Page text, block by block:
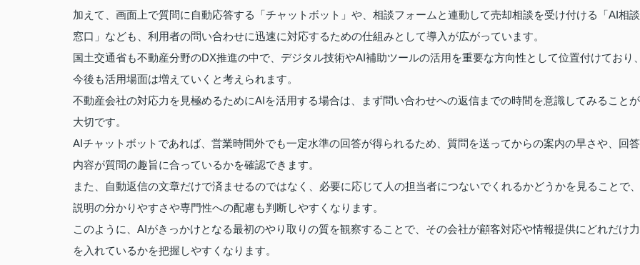
加えて、画面上で質問に自動応答する「チャットボット」や、相談フォームと連動して売却相談を受け付ける「AI相談
窓口」なども、利用者の問い合わせに迅速に対応するための仕組みとして導入が広がっています。
国土交通省も不動産分野のDX推進の中で、デジタル技術やAI補助ツールの活用を重要な方向性として位置付けており
今後も活用場面は増えていくと考えられます。
不動産会社の対応力を見極めるためにAIを活用する場合は、まず問い合わせへの返信までの時間を意識してみることが
大切です。
AIチャットボットであれば、営業時間外でも一定水準の回答が得られるため、質問を送ってからの案内の早さや、回答
内容が質問の趣旨に合っているかを確認できます。
また、自動返信の文章だけで済ませるのではなく、必要に応じて人の担当者につないでくれるかどうかを見ることで、
説明の分かりやすさや専門性への配慮も判断しやすくなります。
このように、AIがきっかけとなる最初のやり取りの質を観察することで、その会社が顧客対応や情報提供にどれだけ力
を入れているかを把握しやすくなります。